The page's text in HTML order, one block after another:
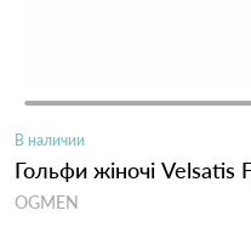
В наличии
Гольфи жіночі
OGMEN